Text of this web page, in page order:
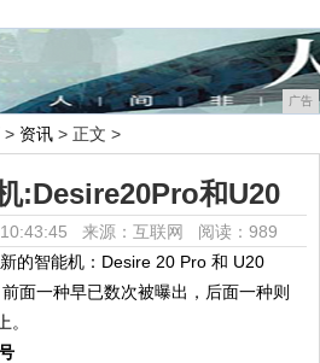
广告
> 资讯 > 正文 >
:Desire20Pro和U20
10:43:45 来源：互联网 阅读：989
的智能机：Desire 20 Pro 和 U20
面一种早已数次被曝出，后面一种则
。